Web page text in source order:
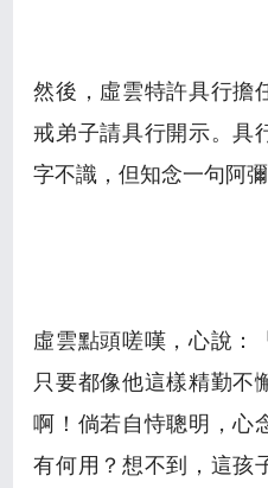
然後，虛雲特許具行擔
戒弟子請具行開示。具
字不識，但知念一句阿彌
虛雲點頭嗟嘆，心說：
只要都像他這樣精勤不
啊！倘若自恃聰明，心
有何用？想不到，這孩